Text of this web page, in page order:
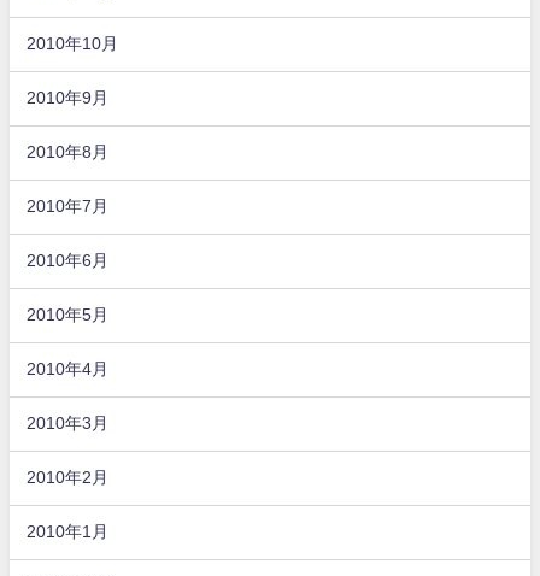
2010年10月
2010年9月
2010年8月
2010年7月
2010年6月
2010年5月
2010年4月
2010年3月
2010年2月
2010年1月